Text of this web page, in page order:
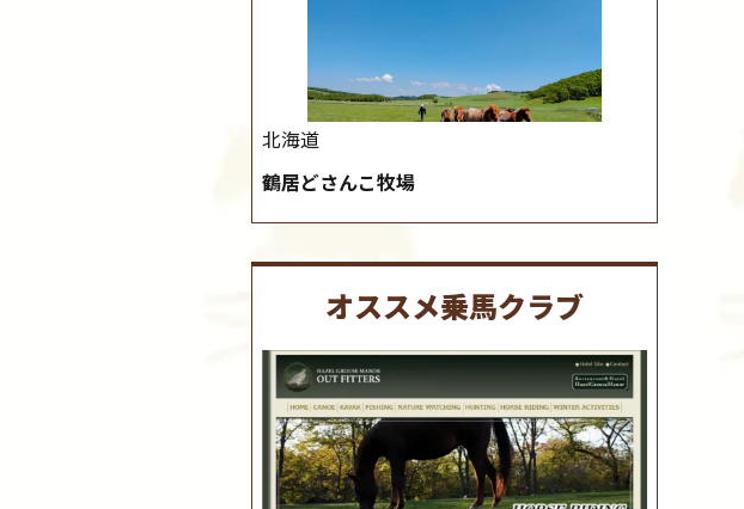
北海道
鶴居どさんこ牧場
オススメ乗馬クラブ